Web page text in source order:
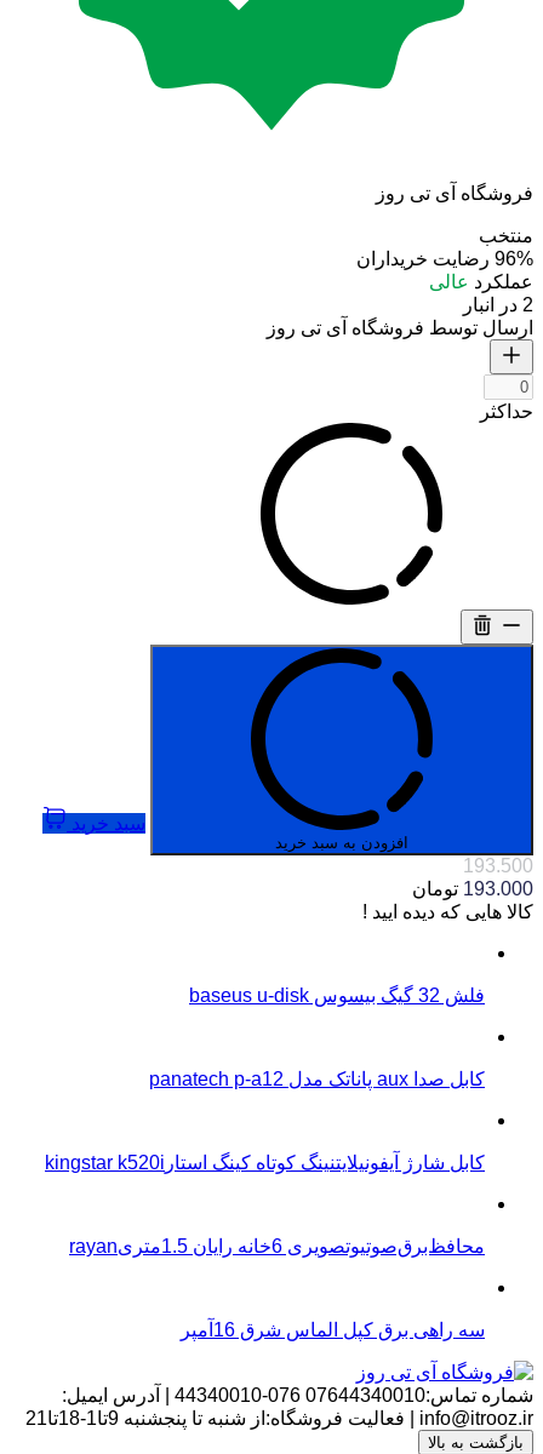
فروشگاه آی تی روز
منتخب
96% رضایت خریداران
عملکرد عالی
2 در انبار
ارسال توسط فروشگاه آی تی روز
حداکثر
افزودن به سبد خرید
سبد خرید
193.500
193.000 تومان
کالا هایی که دیده ایید !
فلش 32 گیگ بیسوس baseus u-disk
کابل صدا aux پاناتک مدل panatech p-a12
کابل شارژ آیفونیلایتنینگ کوتاه کینگ استارkingstar k520i
محافظ‌برق‌صوتیو‌تصویری 6خانه رایان 1.5متریrayan
سه راهی برق کپل الماس شرق 16آمپر
شماره تماس:07644340010 076-44340010
آدرس ایمیل:
info@itrooz.ir
فعالیت فروشگاه:از شنبه تا پنجشنبه 9تا1-18تا21
بازگشت به بالا